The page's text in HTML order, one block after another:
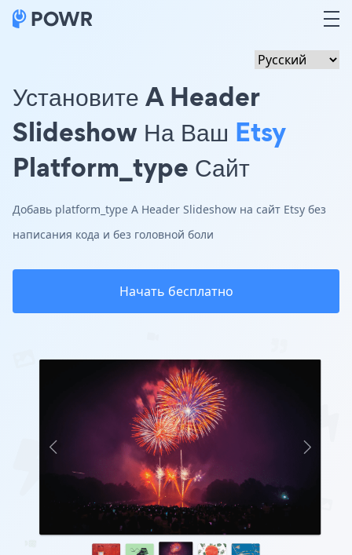
Установите A Header
Slideshow На Ваш Etsy
Platform_type Сайт
Добавь platform_type A Header Slideshow на сайт Etsy без
написания кода и без головной боли
Начать бесплатно